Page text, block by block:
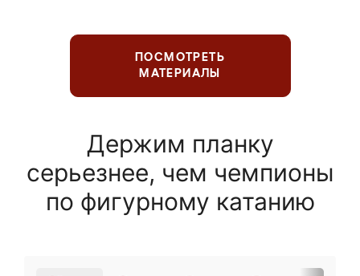
ПОСМОТРЕТЬ
МАТЕРИАЛЫ
Держим планку
серьезнее, чем чемпионы
по фигурному катанию